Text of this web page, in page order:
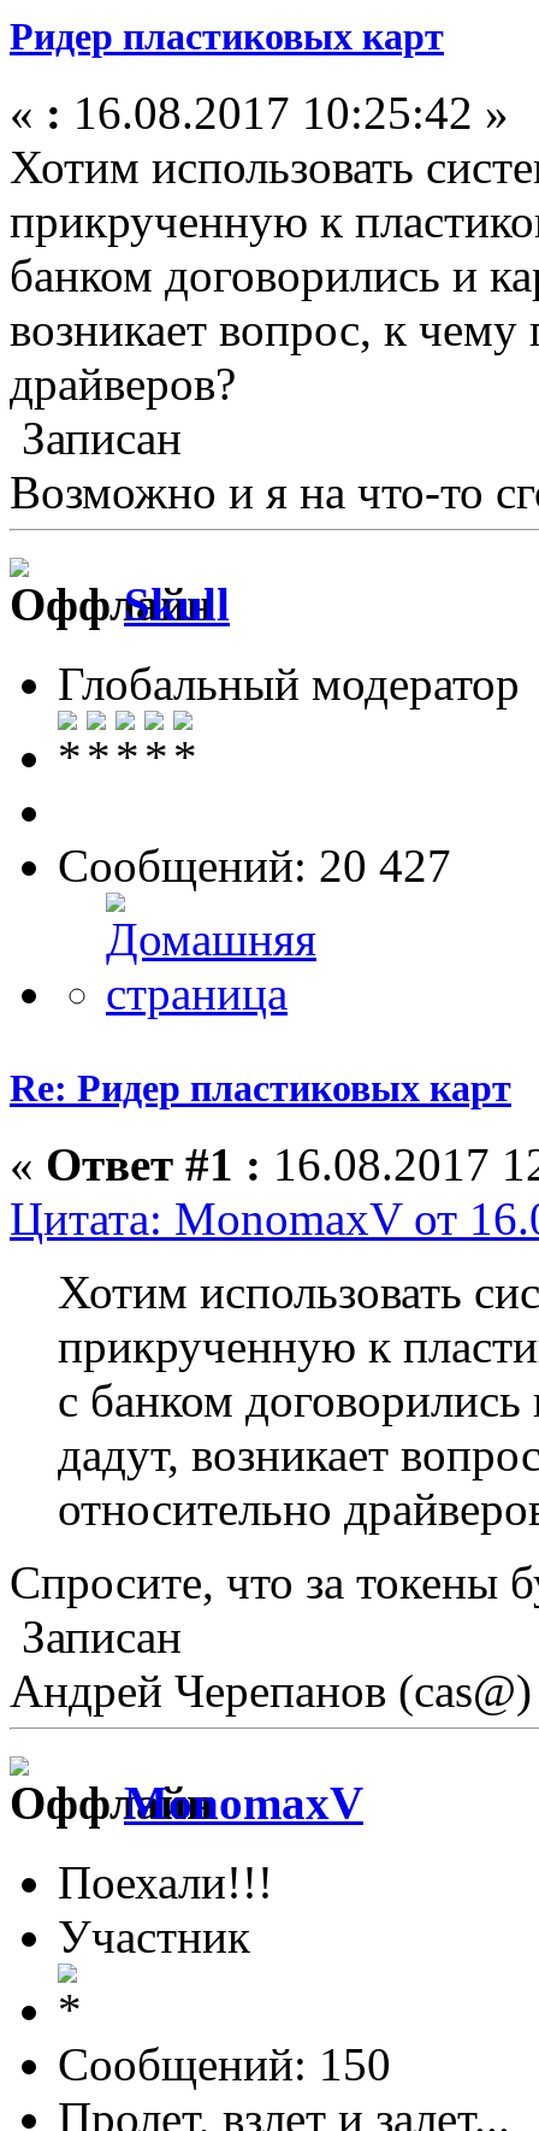
Ридер пластиковых карт
« : 16.08.2017 10:25:42 »
Хотим использовать
прикрученную к
банком договорились и
возникает вопрос, к чему
драйверов?
Записан
Возможно и я на что-то
Skull
Глобальный модератор
Сообщений: 20 427
Re: Ридер пластиковых карт
« Ответ #1 : 16.08.2017
Цитата: MonomaxV от
Хотим использовать
прикрученную к
с банком
дадут, возникает
относительно
Спросите, что за токены
Записан
Андрей Черепанов (cas@)
MonomaxV
Поехали!!!
Участник
Сообщений: 150
Пролет, взлет и залет...